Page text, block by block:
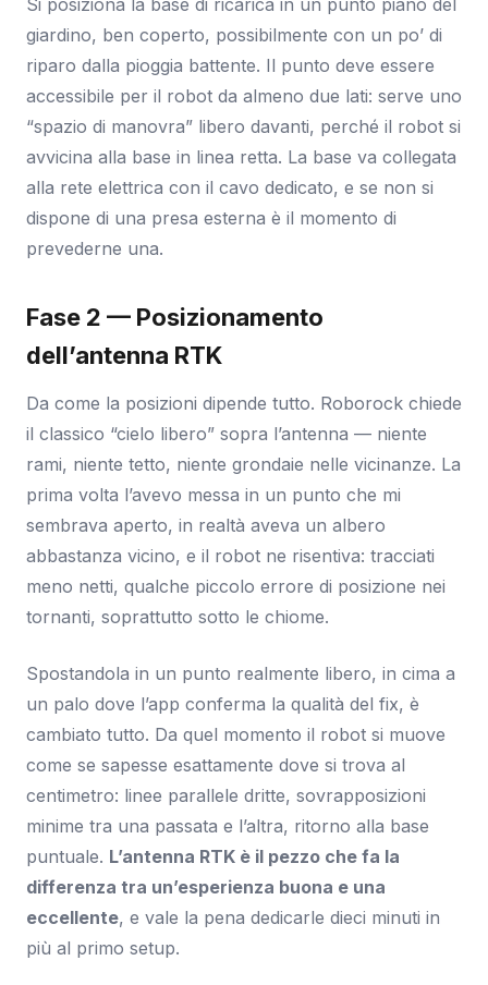
giardino, ben coperto, possibilmente con un po’ di
riparo dalla pioggia battente. Il punto deve essere
accessibile per il robot da almeno due lati: serve uno
“spazio di manovra” libero davanti, perché il robot si
avvicina alla base in linea retta. La base va collegata
alla rete elettrica con il cavo dedicato, e se non si
dispone di una presa esterna è il momento di
prevederne una.
Fase 2 — Posizionamento
dell’antenna RTK
Da come la posizioni dipende tutto. Roborock chiede
il classico “cielo libero” sopra l’antenna — niente
rami, niente tetto, niente grondaie nelle vicinanze. La
prima volta l’avevo messa in un punto che mi
sembrava aperto, in realtà aveva un albero
abbastanza vicino, e il robot ne risentiva: tracciati
meno netti, qualche piccolo errore di posizione nei
tornanti, soprattutto sotto le chiome.
Spostandola in un punto realmente libero, in cima a
un palo dove l’app conferma la qualità del fix, è
cambiato tutto. Da quel momento il robot si muove
come se sapesse esattamente dove si trova al
centimetro: linee parallele dritte, sovrapposizioni
minime tra una passata e l’altra, ritorno alla base
puntuale. L’antenna RTK è il pezzo che fa la
differenza tra un’esperienza buona e una
eccellente, e vale la pena dedicarle dieci minuti in
più al primo setup.